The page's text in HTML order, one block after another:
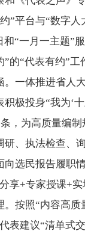
”平台与“数字
“一月一主题”
的“代表有约”
一体推进省人
极投身“我为‘
，为高质量编
研、执法检查、
选民报告履职
享+专家授课+
按照“内容高
表建议“清单式